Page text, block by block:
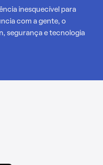
inesquecível para
com a gente, o
segurança e tecnologia